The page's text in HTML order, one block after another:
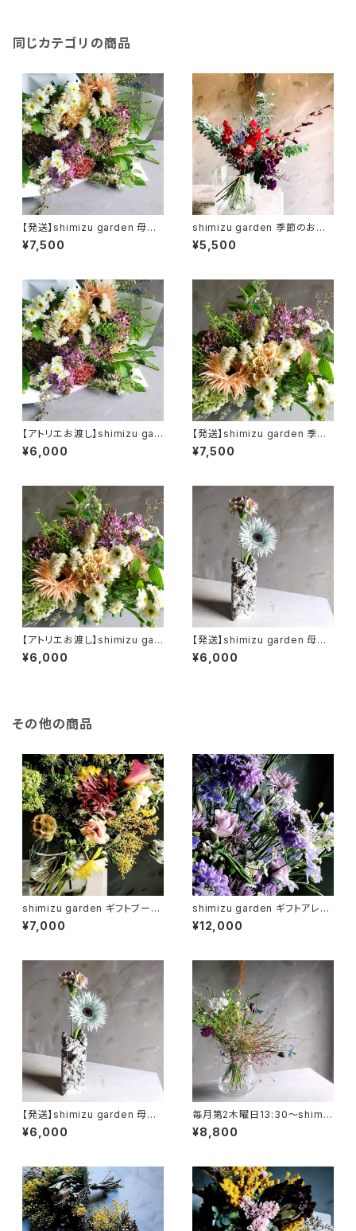
同じカテゴリの商品
【発送】shimizu garden 母の
日 季節のフラワーギフトブーケ
¥7,500
shimizu garden 季節のお花
の定期便 lovely
¥5,500
【アトリエお渡し】shimizu gar
den 母の日 季節のフラワーギ
フトブーケ
¥6,000
【発送】shimizu garden 季節
の母の日ギフトアレンジメント
¥7,500
【アトリエお渡し】shimizu gar
den 季節の母の日ギフトアレン
ジメント
¥6,000
【発送】shimizu garden 母の
日 季節のお花+フラワーベース
セット
¥6,000
その他の商品
shimizu garden ギフトブーケ
dramatic
¥7,000
shimizu garden ギフトアレン
ジメント luxe
¥12,000
【発送】shimizu garden 母の
日 季節のお花+フラワーベース
セット
¥6,000
毎月第2木曜日13:30～shimiz
u garden season bouquet l
esson【シーズンブーケ】
¥8,800